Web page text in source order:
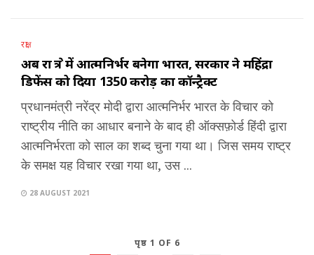
रक्षा
अब रक्षा क्षेत्र में आत्मनिर्भर बनेगा भारत, सरकार ने महिंद्रा
डिफेंस को दिया 1350 करोड़ का कॉन्ट्रैक्ट
प्रधानमंत्री नरेंद्र मोदी द्वारा आत्मनिर्भर भारत के विचार को
राष्ट्रीय नीति का आधार बनाने के बाद ही ऑक्सफ़ोर्ड हिंदी द्वारा
आत्मनिर्भरता को साल का शब्द चुना गया था। जिस समय राष्ट्र
के समक्ष यह विचार रखा गया था, उस ...
28 AUGUST 2021
पृष्ठ 1 OF 6